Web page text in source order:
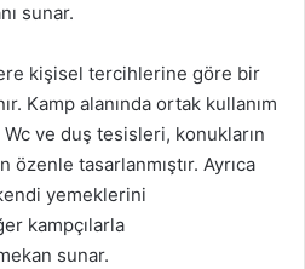
sunar.
kişisel tercihlerine göre bir
Kamp alanında ortak kullanım
Wc ve duş tesisleri, konukların
özenle tasarlanmıştır. Ayrıca
yemeklerini
kampçılarla
sunar.